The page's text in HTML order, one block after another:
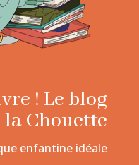
! Le blog
la Chouette
enfantine idéale